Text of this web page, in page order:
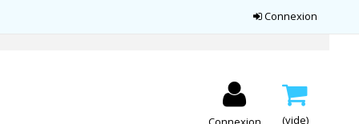
Connexion
(vide)